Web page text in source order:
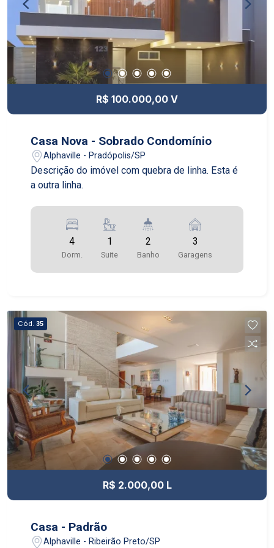
moradores e visitantes. 2 vagas na garagem
R$ 100.000,00 V
Casa Nova - Sobrado Condomínio
Alphaville - Pradópolis/SP
Descrição do imóvel com quebra de linha. Esta é
a outra linha.
4
Dorm.
1
Suite
2
Banho
3
Garagens
Cód. 35
R$ 2.000,00 L
Casa - Padrão
Alphaville - Ribeirão Preto/SP